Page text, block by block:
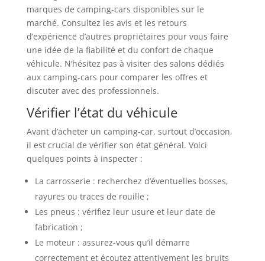
marques de camping-cars disponibles sur le
marché. Consultez les avis et les retours
d’expérience d’autres propriétaires pour vous faire
une idée de la fiabilité et du confort de chaque
véhicule. N’hésitez pas à visiter des salons dédiés
aux camping-cars pour comparer les offres et
discuter avec des professionnels.
Vérifier l’état du véhicule
Avant d’acheter un camping-car, surtout d’occasion,
il est crucial de vérifier son état général. Voici
quelques points à inspecter :
La carrosserie : recherchez d’éventuelles bosses,
rayures ou traces de rouille ;
Les pneus : vérifiez leur usure et leur date de
fabrication ;
Le moteur : assurez-vous qu’il démarre
correctement et écoutez attentivement les bruits